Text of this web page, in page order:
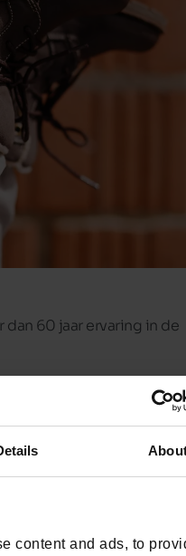
content and ads, to
dan 60 jaar ervaring in de
selectie schoenen